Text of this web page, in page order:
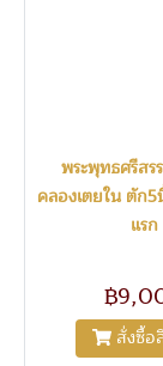
พระพุทธศรีสร
คลองเตยใน ตัก
แรก
฿
สั่งซื้อ